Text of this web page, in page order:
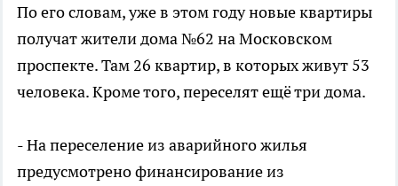
По его словам, уже в этом году новые квартиры
получат жители дома №62 на Московском
проспекте. Там 26 квартир, в которых живут 53
человека. Кроме того, переселят ещё три дома.
- На переселение из аварийного жилья
предусмотрено финансирование из